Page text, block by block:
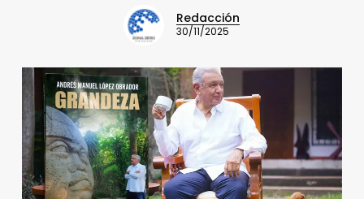
Redacción
30/11/2025